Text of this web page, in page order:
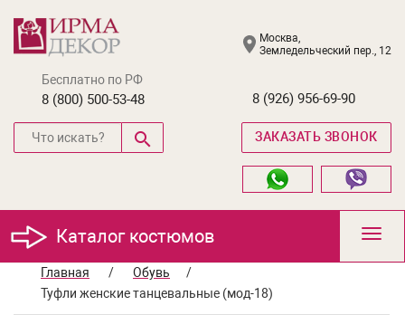
Москва,
Земледельческий пер., 12
Бесплатно по РФ
8 (800) 500-53-48 8 (926) 956-69-90
ЗАКАЗАТЬ ЗВОНОК
Каталог костюмов
Главная
/ Обувь
/
Туфли женские танцевальные (мод-18)